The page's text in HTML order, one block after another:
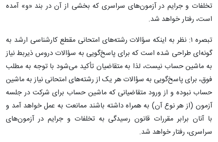
تخلفات و جرایم در آزمون‌های سراسری که بخشی از آن در بند «و» آمده
است، رفتار خواهد شد.
تبصره ۱: نظر به اینکه سؤالات رشته‌های امتحانی مقطع کارشناسی ارشد به
گونه‌ای طراحی شده است که برای پاسخ‌گویی به سؤالات دروس ذیربط نیاز
به ماشین حساب نیست، لذا به متقاضیان تأکید می‌شود با توجه به مطلب
فوق، برای پاسخ‌گویی به سؤالات هر یک از رشته‌های امتحانی نیاز به ماشین
حساب نبوده و از ورود متقاضیانی که ماشین حساب برای شرکت در جلسه
آزمون (از هر نوع آن) به همراه داشته باشند ممانعت به عمل خواهد آمد و
با آنان برابر مقررات قانون رسیدگی به تخلفات و جرایم در آزمون‌های
سراسری، رفتار خواهد شد.